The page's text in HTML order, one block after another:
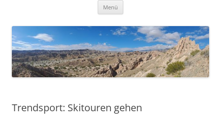
Menü
Trendsport: Skitouren gehen